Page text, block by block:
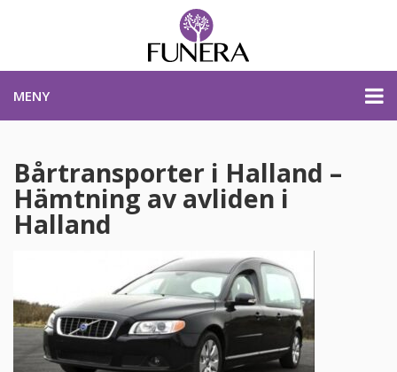
MENY
PLANERA BEGRAVNING
KONTAKTA OSS
STARTSIDA
Bårtransporter i Halland –
Hämtning av avliden i
Halland